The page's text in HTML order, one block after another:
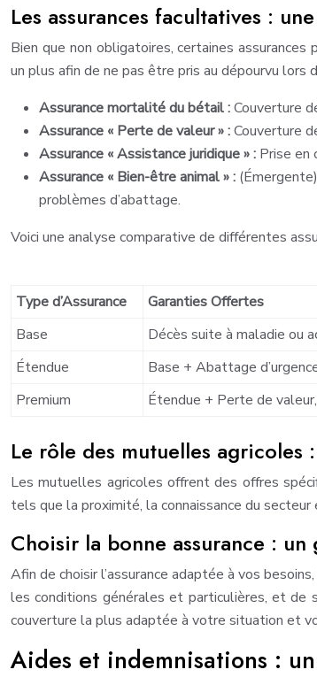
Les assurances facultatives :
Bien que non obligatoires, certaines
un plus afin de ne pas être pris au dépourvu lors
Assurance mortalité du bétail :Couverture
Assurance « Perte de valeur » :Couverture
Assurance « Assistance juridique » : Prise en
Assurance « Bien-être animal » :
problèmes d’abattage.
Voici une analyse comparative de différentes
Type d’Assurance Garanties Offertes
Base
Décès suite à maladie ou
Étendue
Base + Abattage
Premium
Étendue + Perte de
Le rôle des mutuelles
Les mutuelles agricoles offrent des offres
tels que la proximité, la connaissance du secteur
Choisir la bonne assurance :
Afin de choisir l’assurance adaptée à vos
les conditions générales et particulières, et de
couverture la plus adaptée à votre situation et
Aides et indemnisations :